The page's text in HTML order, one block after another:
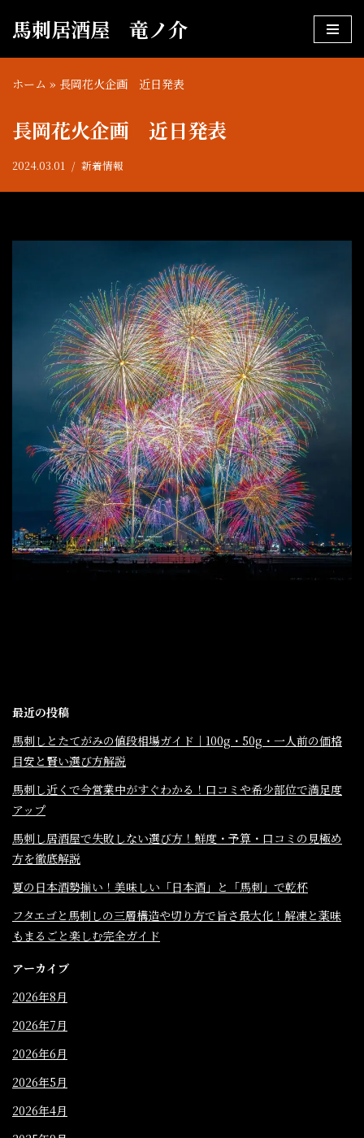
テ
ツ
ス
馬刺居酒屋 竜ノ介
ホーム » 長岡花火企画 近日発表
長岡花火企画 近日発表
2024.03.01 新着情報
最近の投稿
馬刺しとたてがみの値段相場ガイド｜100g・50g・一人前の価格
目安と賢い選び方解説
馬刺し近くで今営業中がすぐわかる！口コミや希少部位で満足度
アップ
馬刺し居酒屋で失敗しない選び方！鮮度・予算・口コミの見極め
方を徹底解説
夏の日本酒勢揃い！美味しい「日本酒」と「馬刺」で乾杯
フタエゴと馬刺しの三層構造や切り方で旨さ最大化！解凍と薬味
もまるごと楽しむ完全ガイド
アーカイブ
2026年8月
2026年7月
2026年6月
2026年5月
2026年4月